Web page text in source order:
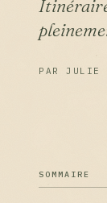
PAR JULIE
SOMMAIRE